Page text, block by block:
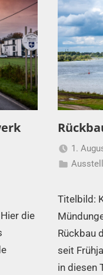
die
1.
Titelbild:
Rückbau
seit
in diesen